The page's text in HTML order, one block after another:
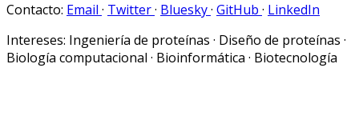
Contacto: Email · Twitter· Bluesky· GitHub · LinkedIn
Intereses: Ingeniería de proteínas · Diseño de proteínas ·
Biología computacional · Bioinformática · Biotecnología